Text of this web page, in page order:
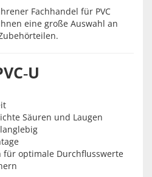
Fachhandel für PVC
eine große Auswahl an
Säuren und Laugen
für optimale Durchflusswerte